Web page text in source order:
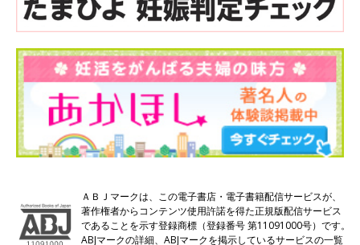
ＡＢＪマークは、この電子書店・電子書籍配信サービスが、
著作権者からコンテンツ使用許諾を得た正規版配信サービス
であることを示す登録商標（登録番号 第11091000号）です。
ABJマークの詳細、ABJマークを掲示しているサービスの一覧